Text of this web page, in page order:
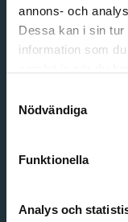
annons- och
Dessa kan i sin tur
information som
Nödvändiga
Funktionella
Analys och
Email address